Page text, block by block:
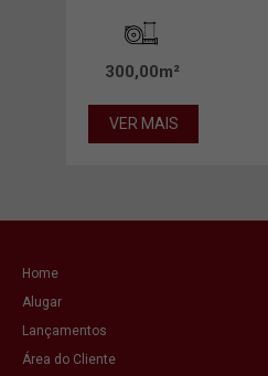
300,00m²
VER MAIS
Home
Alugar
Lançamentos
Área do Cliente